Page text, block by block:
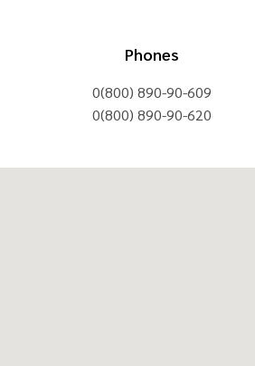
Phones
0(800) 890-90-609
0(800) 890-90-620